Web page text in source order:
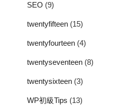
SEO (9)
twentyfifteen (15)
twentyfourteen (4)
twentyseventeen (8)
twentysixteen (3)
WP初級Tips (13)